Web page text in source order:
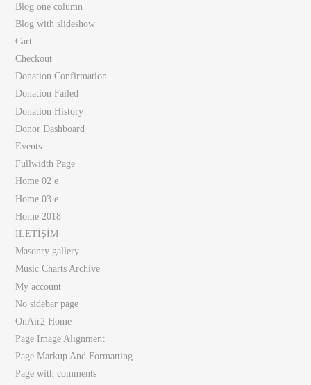
Blog one column
Blog with slideshow
Cart
Checkout
Donation Confirmation
Donation Failed
Donation History
Donor Dashboard
Events
Fullwidth Page
Home 02 e
Home 03 e
Home 2018
İLETİŞİM
Masonry gallery
Music Charts Archive
My account
No sidebar page
OnAir2 Home
Page Image Alignment
Page Markup And Formatting
Page with comments